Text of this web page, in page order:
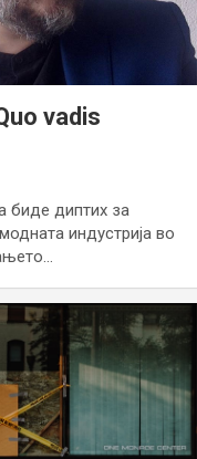
vadis
биде диптих за
индустрија во